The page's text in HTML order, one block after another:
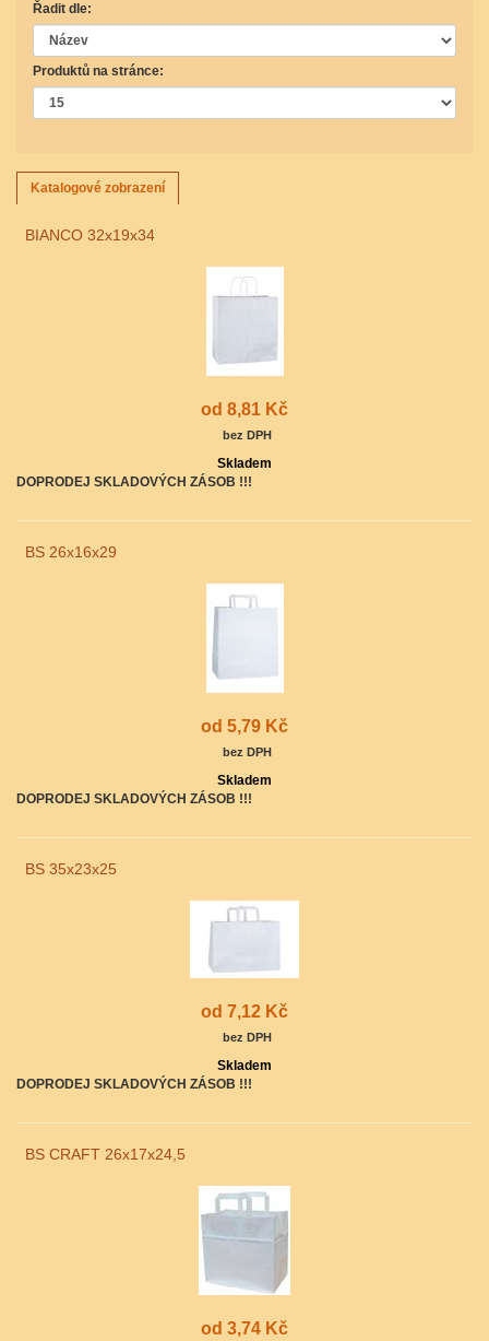
Řadit dle:
Produktů na stránce:
Katalogové zobrazení
BIANCO 32x19x34
od 8,81 Kč
bez DPH
Skladem
DOPRODEJ SKLADOVÝCH ZÁSOB !!!
BS 26x16x29
od 5,79 Kč
bez DPH
Skladem
DOPRODEJ SKLADOVÝCH ZÁSOB !!!
BS 35x23x25
od 7,12 Kč
bez DPH
Skladem
DOPRODEJ SKLADOVÝCH ZÁSOB !!!
BS CRAFT 26x17x24,5
od 3,74 Kč